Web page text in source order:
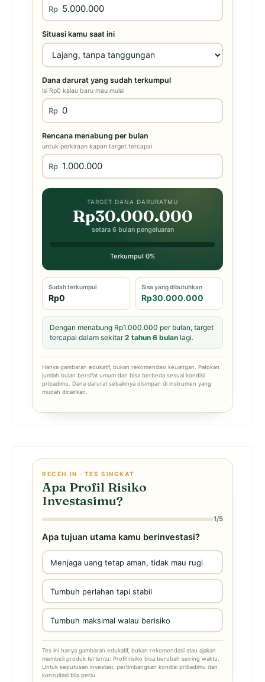
Rp
Situasi kamu saat ini
Dana darurat yang sudah terkumpul
isi Rp0 kalau baru mau mulai
Rp
Rencana menabung per bulan
untuk perkiraan kapan target tercapai
Rp
TARGET DANA DARURATMU
Rp30.000.000
setara 6 bulan pengeluaran
Terkumpul 0%
Sudah terkumpul
Rp0
Sisa yang dibutuhkan
Rp30.000.000
Dengan menabung Rp1.000.000 per bulan, target
tercapai dalam sekitar2 tahun 6 bulan lagi.
Hanya gambaran edukatif, bukan rekomendasi keuangan. Patokan
jumlah bulan bersifat umum dan bisa berbeda sesuai kondisi
pribadimu. Dana darurat sebaiknya disimpan di instrumen yang
mudah dicairkan.
RECEH.IN · TES SINGKAT
Apa Profil Risiko
Investasimu?
1/5
Apa tujuan utama kamu berinvestasi?
Menjaga uang tetap aman, tidak mau rugi
Tumbuh perlahan tapi stabil
Tumbuh maksimal walau berisiko
Tes ini hanya gambaran edukatif, bukan rekomendasi atau ajakan
membeli produk tertentu. Profil risiko bisa berubah seiring waktu.
Untuk keputusan investasi, pertimbangkan kondisi pribadimu dan
konsultasi bila perlu.